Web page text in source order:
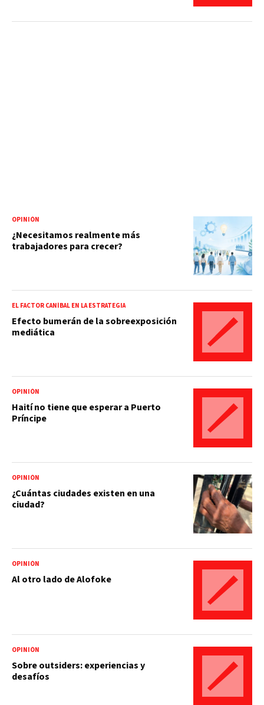
OPINIÓN
¿Necesitamos realmente más
trabajadores para crecer?
EL FACTOR CANÍBAL EN LA ESTRATEGIA
Efecto bumerán de la sobreexposición
mediática
OPINIÓN
Haití no tiene que esperar a Puerto
Príncipe
OPINIÓN
¿Cuántas ciudades existen en una
ciudad?
OPINIÓN
Al otro lado de Alofoke
OPINIÓN
Sobre outsiders: experiencias y
desafíos